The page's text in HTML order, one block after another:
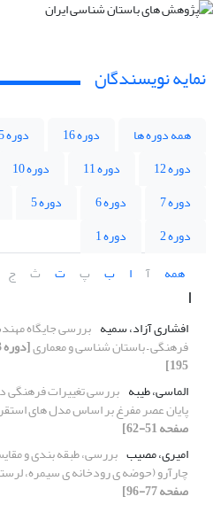
نمایه نویسندگان
همه دوره ها دوره 16 دوره 15
دوره 12
دوره 11 دوره 10
دوره 7
دوره 6 دوره 5
دوره 2
دوره 1
همه
آ ا ب پ ت ث ج
ا
افشاری آزاد، سمیه بررسی جایگاه
فرهنگی – باستان شناسی و معماری
195]
الماسی، طیبه بررسی تغییرات
پایان عصر مفرغ بر اساس مدل های
صفحه 51-62]
امیری، مصیب بررسی، طبقه بندی و
چارآرو (حوضه ی رودخانه ی سیمره،
صفحه 77-96]